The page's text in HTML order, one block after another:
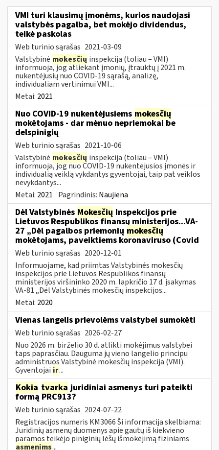
VMI turi klausimų įmonėms, kurios naudojasi
valstybės pagalba, bet mokėjo dividendus,
teikė paskolas
Web turinio sąrašas 2021-03-09
Valstybinė mokesčių inspekcija (toliau – VMI)
informuoja, jog atliekant įmonių, įtrauktų į 2021 m.
nukentėjusių nuo COVID-19 sąrašą, analizę,
individualiam vertinimui VMI...
Metai: 2021
Nuo COVID-19 nukentėjusiems mokesčių
mokėtojams - dar mėnuo nepriemokai be
delspinigių
Web turinio sąrašas 2021-10-06
Valstybinė mokesčių inspekcija (toliau – VMI)
informuoja, jog nuo COVID-19 nukentėjusios įmonės ir
individualią veiklą vykdantys gyventojai, taip pat veiklos
nevykdantys...
Metai: 2021 Pagrindinis: Naujiena
Dėl Valstybinės Mokesčių Inspekcijos prie
Lietuvos Respublikos finansų ministerijos...VA-
27 „Dėl pagalbos priemonių mokesčių
mokėtojams, paveiktiems koronaviruso (Covid
Web turinio sąrašas 2020-12-01
Informuojame, kad priimtas Valstybinės mokesčių
inspekcijos prie Lietuvos Respublikos finansų
ministerijos viršininko 2020 m. lapkričio 17 d. įsakymas
VA-81 „Dėl Valstybinės mokesčių inspekcijos...
Metai: 2020
Vienas langelis prievolėms valstybei sumokėti
Web turinio sąrašas 2026-02-27
Nuo 2026 m. birželio 30 d. atlikti mokėjimus valstybei
taps paprasčiau. Dauguma jų vieno langelio principu
administruos Valstybinė mokesčių inspekcija (VMI).
Gyventojai ir...
Kokia tvarka juridiniai asmenys turi pateikti
formą PRC913?
Web turinio sąrašas 2024-07-22
Registracijos numeris KM3066 Ši informacija skelbiama:
Juridinių asmenų duomenys apie gautų iš kiekvieno
paramos teikėjo piniginių lėšų išmokėjimą fiziniams
asmenims...